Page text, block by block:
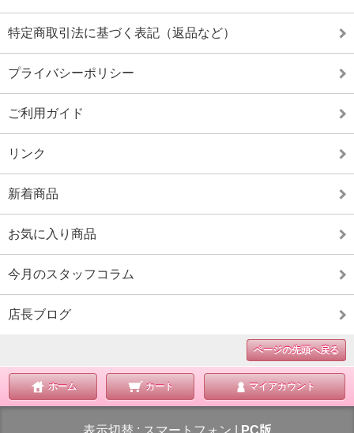
特定商取引法に基づく表記（返品など）
プライバシーポリシー
ご利用ガイド
リンク
新着商品
お気に入り商品
今月のスタッフコラム
店長ブログ
ページの先頭へ戻る
ホーム カート マイアカウント
表示切替 : スマートフォン PC版